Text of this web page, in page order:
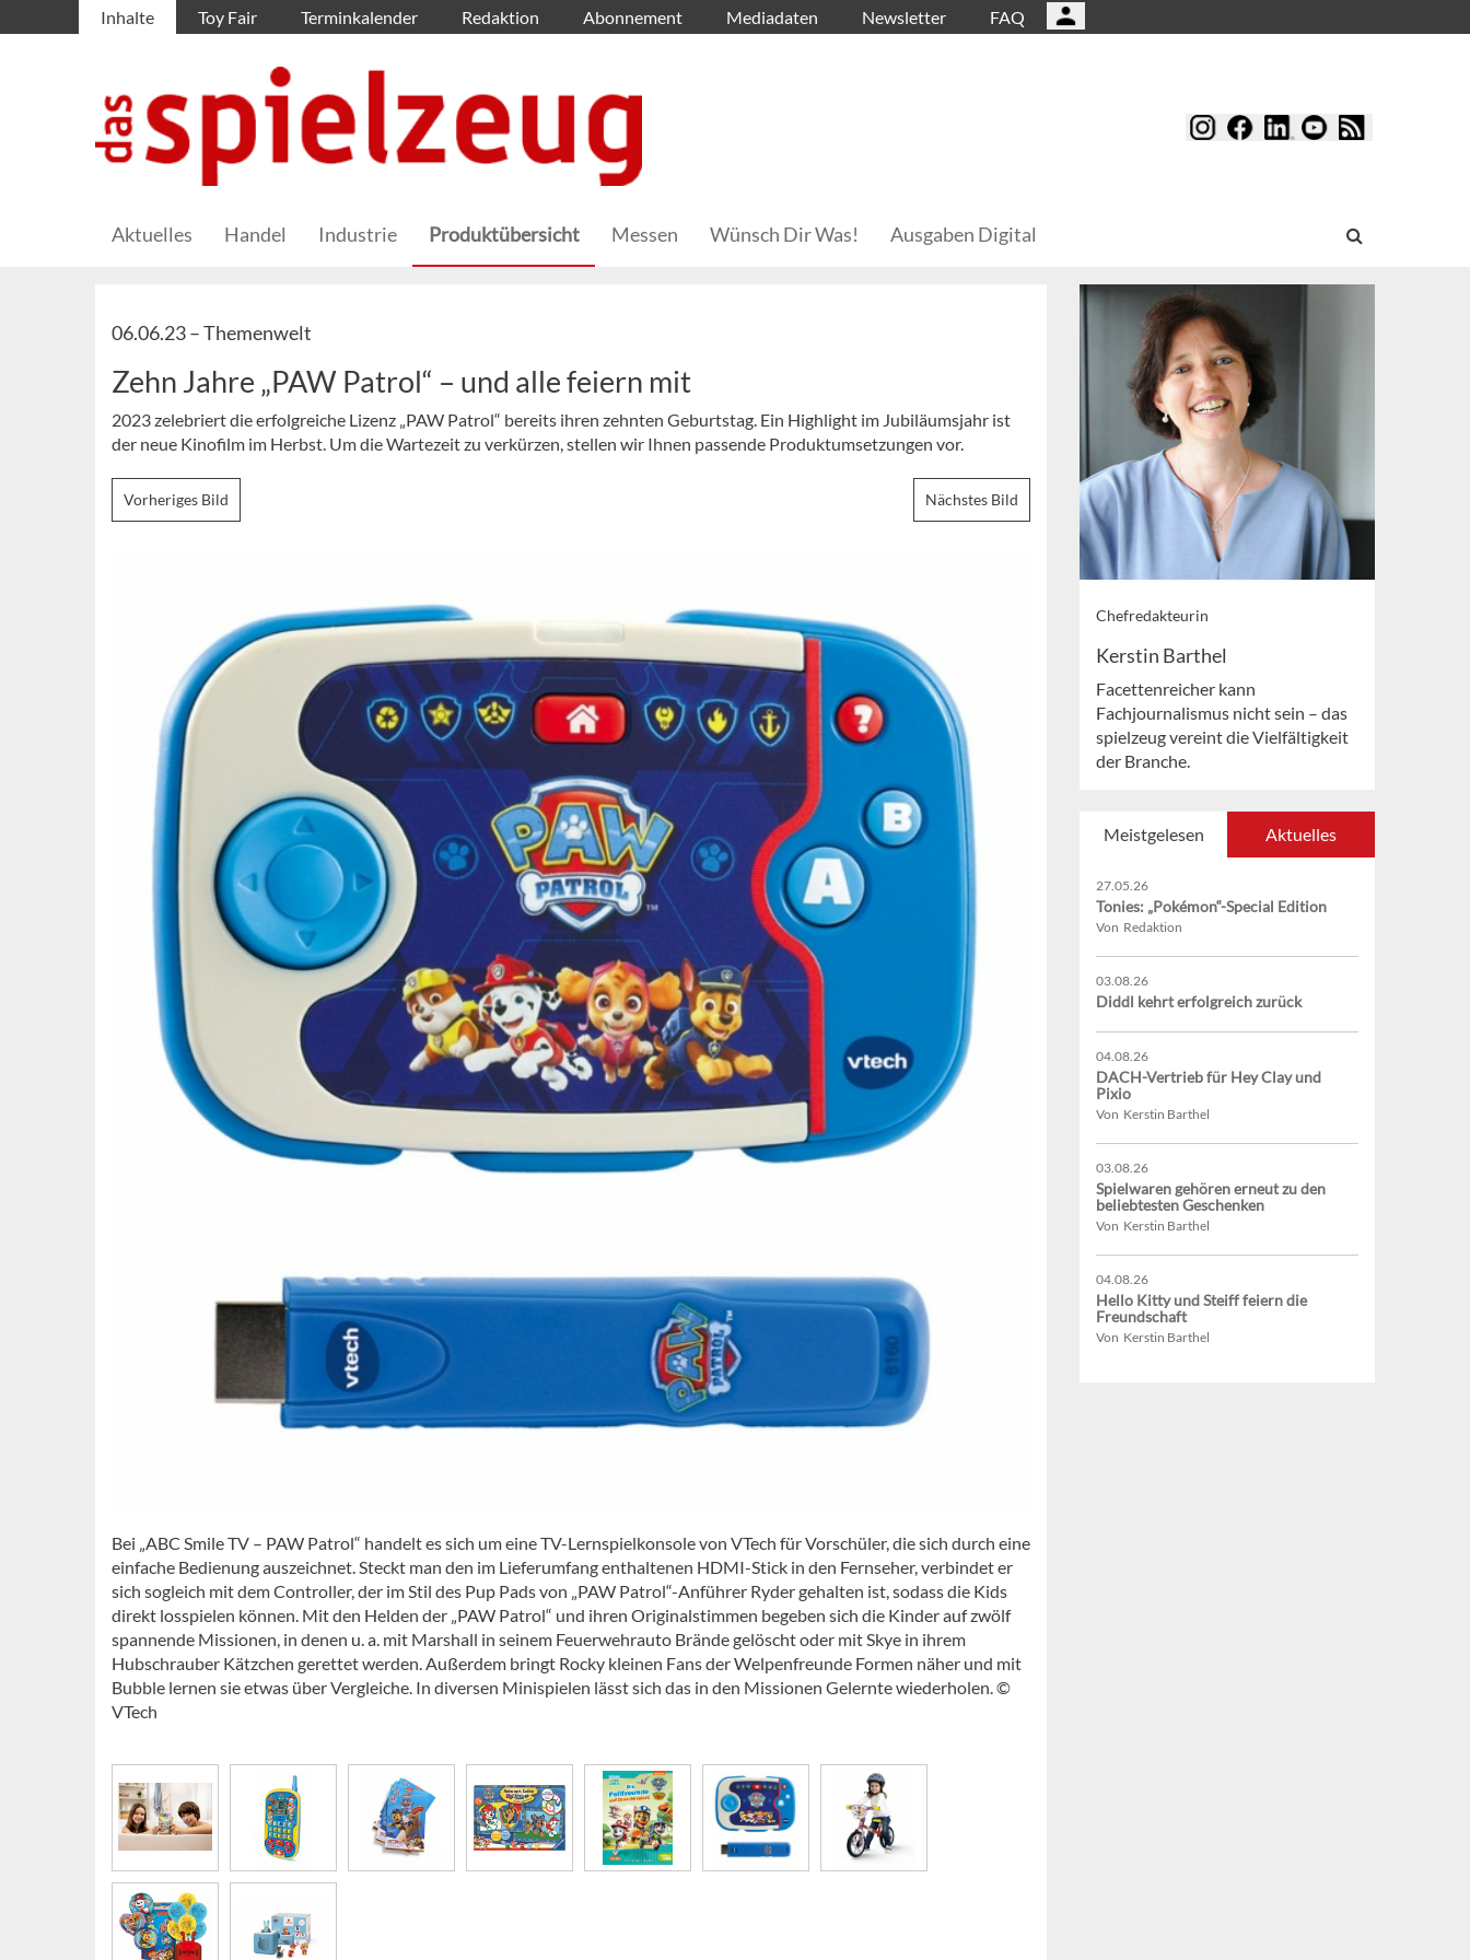
Inhalte Toy Fair Terminkalender Redaktion Abonnement Mediadaten Newsletter FAQ
Aktuelles Handel Industrie Produktübersicht Messen Wünsch Dir Was! Ausgaben Digital
06.06.23 –Themenwelt
Zehn Jahre „PAW Patrol“ – und alle feiern mit
2023 zelebriert die erfolgreiche Lizenz „PAW Patrol“ bereits ihren zehnten Geburtstag. Ein Highlight im Jubiläumsjahr ist
der neue Kinofilm im Herbst. Um die Wartezeit zu verkürzen, stellen wir Ihnen passende Produktumsetzungen vor.
Vorheriges Bild Nächstes Bild
Bei „ABC Smile TV – PAW Patrol“ handelt es sich um eine TV-Lernspielkonsole von VTech für Vorschüler, die sich durch eine
einfache Bedienung auszeichnet. Steckt man den im Lieferumfang enthaltenen HDMI-Stick in den Fernseher, verbindet er
sich sogleich mit dem Controller, der im Stil des Pup Pads von „PAW Patrol“-Anführer Ryder gehalten ist, sodass die Kids
direkt losspielen können. Mit den Helden der „PAW Patrol“ und ihren Originalstimmen begeben sich die Kinder auf zwölf
spannende Missionen, in denen u. a. mit Marshall in seinem Feuerwehrauto Brände gelöscht oder mit Skye in ihrem
Hubschrauber Kätzchen gerettet werden. Außerdem bringt Rocky kleinen Fans der Welpenfreunde Formen näher und mit
Bubble lernen sie etwas über Vergleiche. In diversen Minispielen lässt sich das in den Missionen Gelernte wiederholen. ©
VTech
Chefredakteurin
Kerstin Barthel
Facettenreicher kann
Fachjournalismus nicht sein – das
spielzeug vereint die Vielfältigkeit
der Branche.
Meistgelesen Aktuelles
27.05.26
Tonies: „Pokémon“-Special Edition
Von Redaktion
03.08.26
Diddl kehrt erfolgreich zurück
04.08.26
DACH-Vertrieb für Hey Clay und
Pixio
Von Kerstin Barthel
03.08.26
Spielwaren gehören erneut zu den
beliebtesten Geschenken
Von Kerstin Barthel
04.08.26
Hello Kitty und Steiff feiern die
Freundschaft
Von Kerstin Barthel